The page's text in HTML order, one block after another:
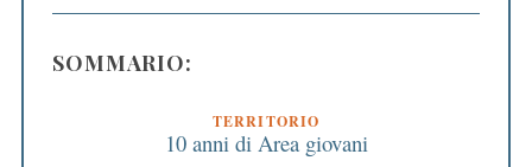
SOMMARIO:
TERRITORIO
10 anni di Area giovani